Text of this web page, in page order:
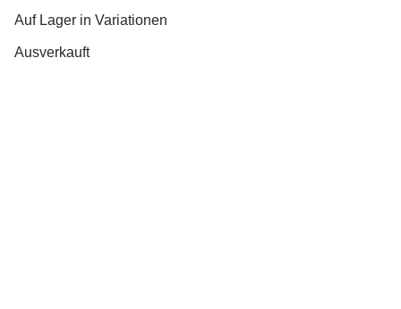
Auf Lager in Variationen
Ausverkauft